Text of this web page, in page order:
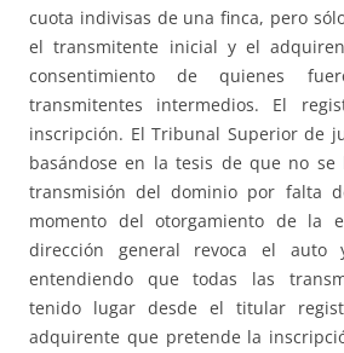
cuota indivisas de una finca, pero
el transmitente inicial y el
consentimiento de quienes
transmitentes intermedios. El
inscripción. El Tribunal Superior de
basándose en la tesis de que no se
transmisión del dominio por falta
momento del otorgamiento de la
dirección general revoca el auto
entendiendo que todas las
tenido lugar desde el titular
adquirente que pretende la